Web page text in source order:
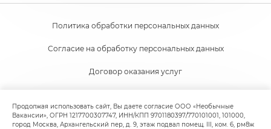
Политика обработки персональных данных
Согласие на обработку персональных данных
Договор оказания услуг
Пользовательское соглашение
Продолжая использовать сайт, Вы даете согласие ООО «Необычные
Вакансии», ОГРН 1217700307747, ИНН/КПП 9701180397/770101001, 101000,
город Москва, Архангельский пер, д. 9, этаж подвал помещ. III, ком. 6, рм8ж